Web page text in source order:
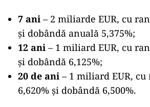
7 ani – 2 miliarde EUR, cu
și dobândă anuală 5,375%;
12 ani – 1 miliard EUR, cu
și dobândă 6,125%;
20 de ani – 1 miliard EUR,
6,620% și dobândă 6,500%.